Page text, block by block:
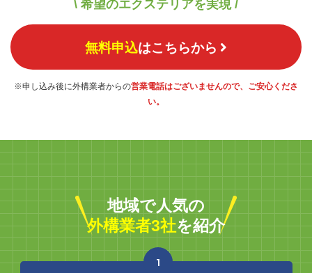
\ 希望のエクステリアを実現 /
無料申込はこちらから
※申し込み後に外構業者からの営業電話はございませんので、ご安心くださ
い。
地域で人気の
外構業者3社を紹介
1